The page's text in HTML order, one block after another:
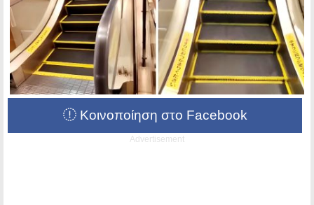
Κοινοποίηση στο Facebook
Advertisement